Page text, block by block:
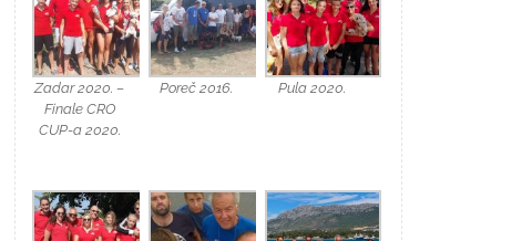
Zadar 2020. –
Finale CRO
CUP-a 2020.
Poreč 2016. Pula 2020.